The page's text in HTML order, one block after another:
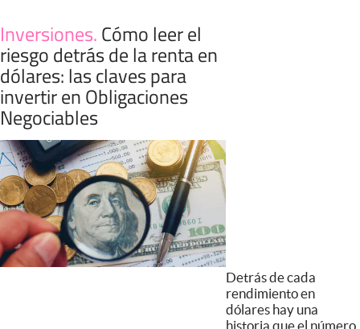
Inversiones.Cómo leer el
riesgo detrás de la renta en
dólares: las claves para
invertir en Obligaciones
Negociables
Detrás de cada
rendimiento en
dólares hay una
historia que el número